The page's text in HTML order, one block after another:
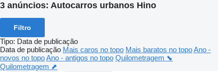
3 anúncios: Autocarros urbanos Hino
Filtro
Tipo: Data de publicação
Data de publicação Mais caros no topo Mais baratos no topoAno -
novos no topoAno - antigos no topo Quilometragem ⬊
Quilometragem ⬈